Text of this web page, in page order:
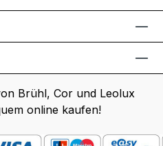
Brühl, Cor und Leolux
online kaufen!